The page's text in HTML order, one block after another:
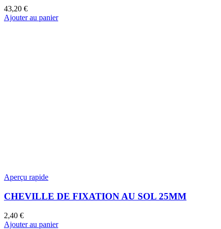
43,20 €
Ajouter au panier
Aperçu rapide
CHEVILLE DE FIXATION AU SOL 25MM
2,40 €
Ajouter au panier